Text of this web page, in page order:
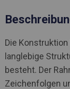
Die Konstruktion
langlebige
besteht. Der
Zeichenfolgen